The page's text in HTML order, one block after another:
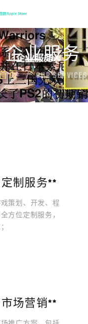
企业服务
页 OUR SERVICES
制服务**
策划、开发、程
方位定制服务，
场营销**